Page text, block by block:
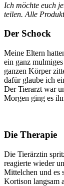
Ich möchte euch
teilen. Alle
Der Schock
Meine Eltern
ein ganz
ganzen Körper
dafür glaube ich
Der Tierarzt war
Morgen ging es
Die Therapie
Die Tierärztin
reagierte wieder
Mittelchen und es
Kortison langsam